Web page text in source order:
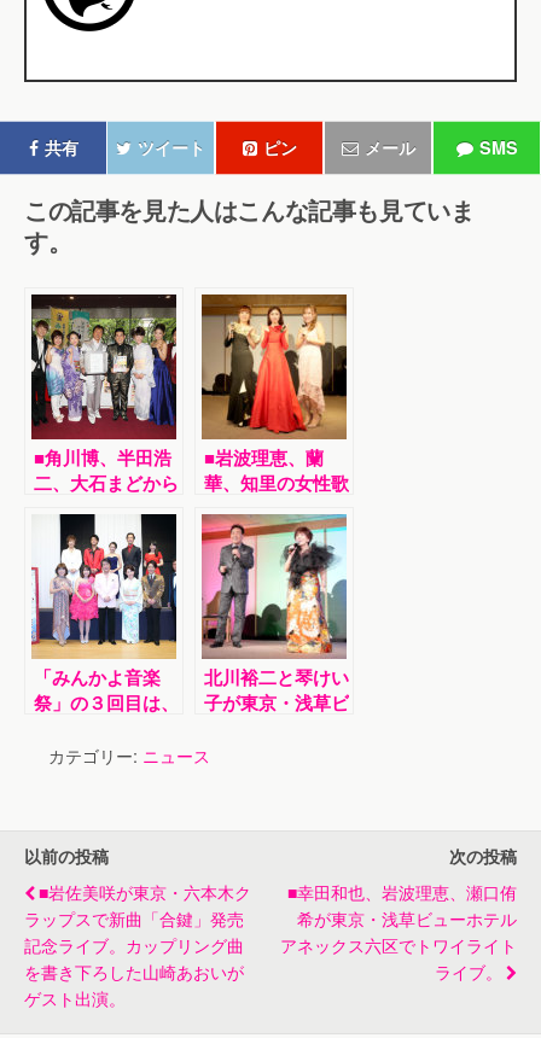
共有 ツイート ピン メール SMS
この記事を見た人はこんな記事も見ていま
す。
■角川博、半田浩
二、大石まどから
全８アーティスト
が集まり、震災復
興を願って第１回
チャリティーコン
サート
■岩波理恵、蘭
華、知里の女性歌
手３人が東京・浅
草ビューホテル
アネックス六区で
トワイライトライ
ブ。初めてのコラ
ボで客席魅了。
「みんかよ音楽
祭」の３回目は、
ち子ら全10アー
演
北川裕二と琴けい
子が東京・浅草ビ
イントライブ。２
カテゴリー: ニュース
以前の投稿
■岩佐美咲が東京・六本木ク
ラップスで新曲「合鍵」発売
記念ライブ。カップリング曲
を書き下ろした山崎あおいが
ゲスト出演。
次の投稿
■幸田和也、岩波理恵、瀬口侑
希が東京・浅草ビューホテル
アネックス六区でトワイライト
ライブ。